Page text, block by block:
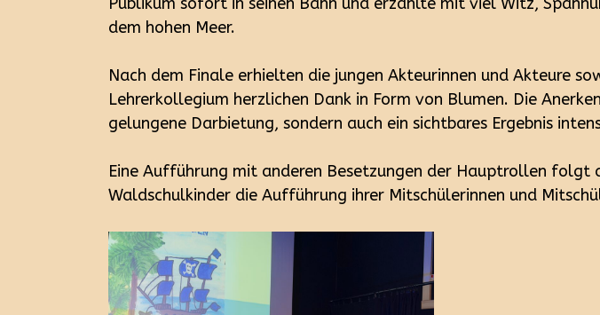
dem hohen Meer.
Nach dem Finale erhielten die jungen Akteurinnen und Akteure
Lehrerkollegium herzlichen Dank in Form von Blumen. Die
gelungene Darbietung, sondern auch ein sichtbares Ergebnis
Eine Aufführung mit anderen Besetzungen der Hauptrollen folgt
Waldschulkinder die Aufführung ihrer Mitschülerinnen und